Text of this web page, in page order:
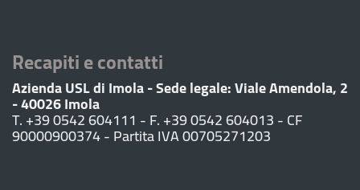
Recapiti e contatti
Azienda USL di Imola - Sede legale: Viale Amendola, 2
- 40026 Imola
T. +39 0542 604111 - F. +39 0542 604013 - CF
90000900374 - Partita IVA 00705271203